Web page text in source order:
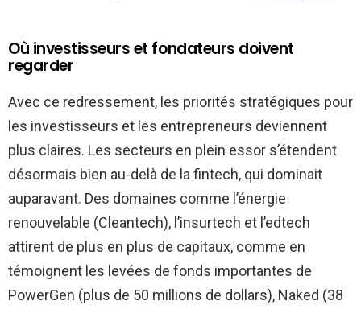
Où investisseurs et fondateurs doivent
regarder
Avec ce redressement, les priorités stratégiques pour
les investisseurs et les entrepreneurs deviennent
plus claires. Les secteurs en plein essor s’étendent
désormais bien au-delà de la fintech, qui dominait
auparavant. Des domaines comme l’énergie
renouvelable (Cleantech), l’insurtech et l’edtech
attirent de plus en plus de capitaux, comme en
témoignent les levées de fonds importantes de
PowerGen (plus de 50 millions de dollars), Naked (38